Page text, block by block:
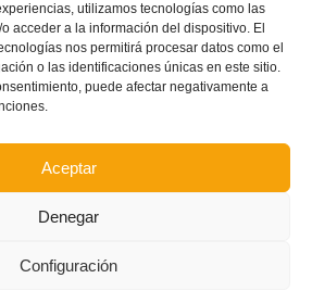
utilizamos tecnologías como las
acceder a la información del dispositivo. El
nos permitirá procesar datos como el
o las identificaciones únicas en este sitio.
puede afectar negativamente a
Aceptar
Denegar
Configuración
del grupo VI de Tercera Federación
la temporada 2026/27 se sorteará el
agosto
de Entrenador de fútbol Licencia UEFA
generales de las competiciones